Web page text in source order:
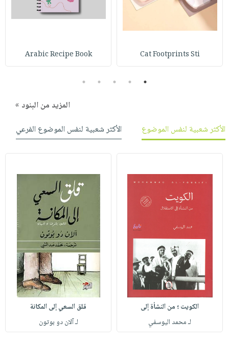
صابون
أطفال
فيديوهات
أسئلة
طرحها
خدمات
كتابك
تواصل
معنا
عربة
التسوق
الإصدارات
Cat Footprints Sti
Arabic Recipe Book
1
2
3
4
5
المزيد من البنود »
الأكثر شعبية لنفس الموضوع
الأكثر شعبية لنفس الموضوع الفرعي
الكويت ؛ من النشأة إلى
لـ محمد اليوسفي
قلق السعي إلى المكانة
لـ آلان دو بوتون